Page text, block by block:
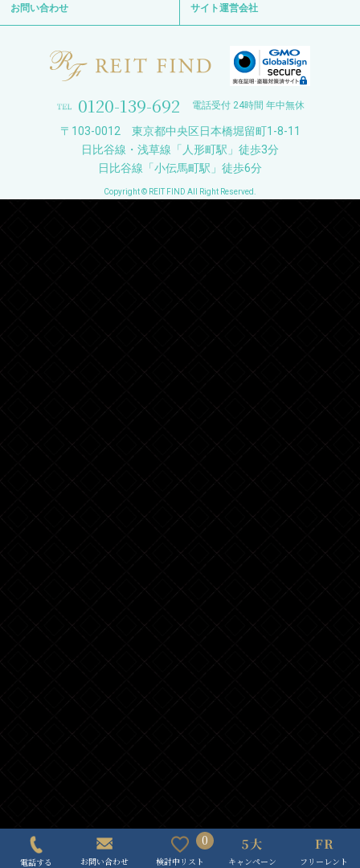
お問い合わせ サイト運営会社
0120-139-692 電話受付 24時間 年中無休
〒103-0012 東京都中央区日本橋堀留町1-8-11
日比谷線・浅草線「人形町駅」徒歩3分
日比谷線「小伝馬町駅」徒歩6分
Copyright © REIT FIND All Right Reserved.
電話する お問い合わせ
0
検討中リスト キャンペーン フリーレント